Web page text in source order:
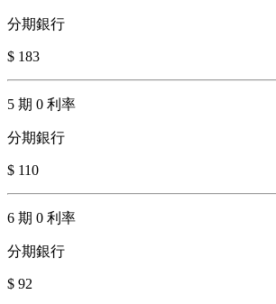
分期銀行
$ 183
5 期 0 利率
分期銀行
$ 110
6 期 0 利率
分期銀行
$ 92